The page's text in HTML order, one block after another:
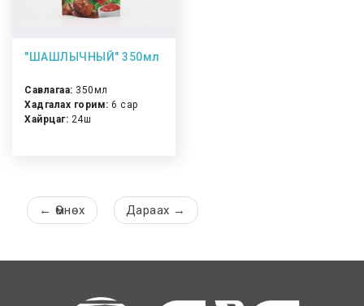
"ШАШЛЫЧНЫЙ" 350мл
Савлагаа: 350мл
Хадгалах горим: 6 сар
Хайрцаг: 24ш
← Өмнөх Дараах →